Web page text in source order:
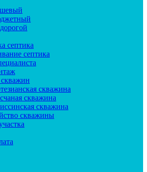
септика
септика
скважина
скважина
скважина
скважины